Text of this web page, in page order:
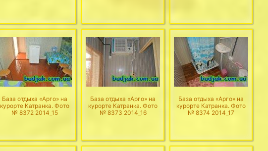
База отдыха «Арго» на
курорте Катранка. Фото
№ 8372 2014_15
База отдыха «Арго» на
курорте Катранка. Фото
№ 8373 2014_16
База отдыха «Арго» на
курорте Катранка. Фото
№ 8374 2014_17